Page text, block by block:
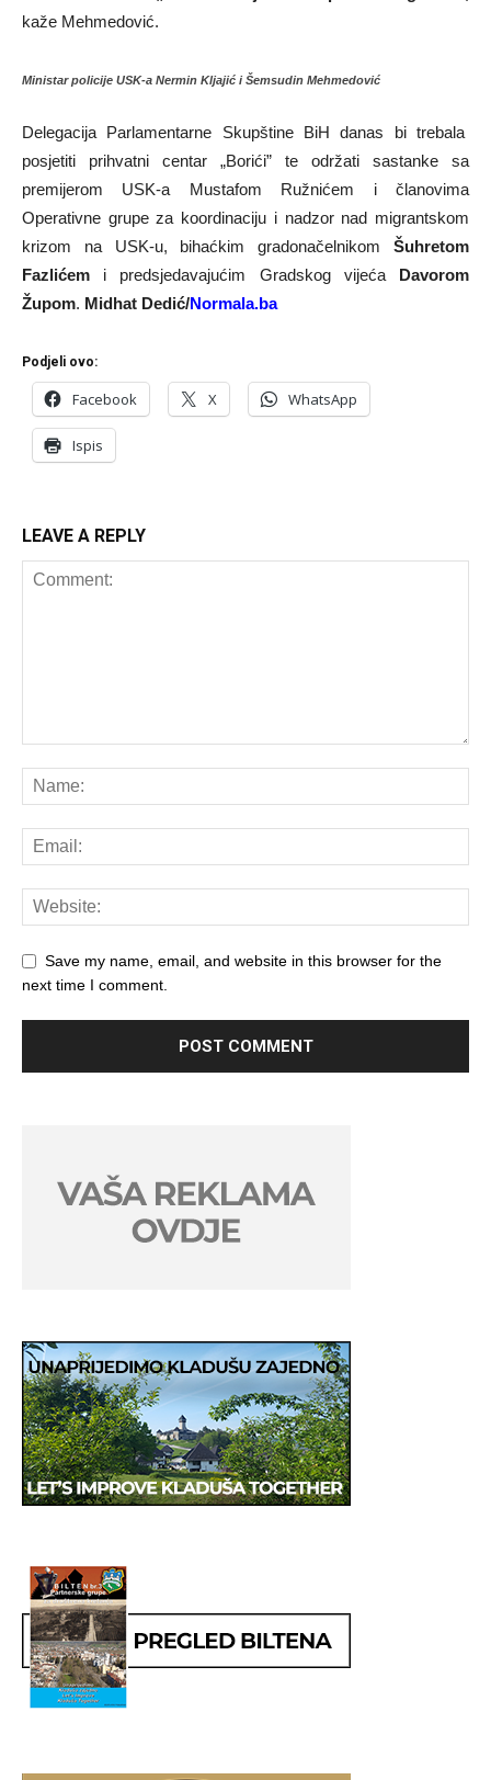
kaže Mehmedović.
Ministar policije USK-a Nermin Kljajić i Šemsudin Mehmedović
Delegacija Parlamentarne Skupštine BiH danas bi trebala
posjetiti prihvatni centar „Borići” te održati sastanke sa
premijerom USK-a Mustafom Ružnićem i članovima
Operativne grupe za koordinaciju i nadzor nad migrantskom
krizom na USK-u, bihaćkim gradonačelnikom Šuhretom
Fazlićem i predsjedavajućim Gradskog vijeća Davorom
Župom. Midhat Dedić/Normala.ba
Podjeli ovo:
Facebook X WhatsApp
Ispis
LEAVE A REPLY
Save my name, email, and website in this browser for the
next time I comment.